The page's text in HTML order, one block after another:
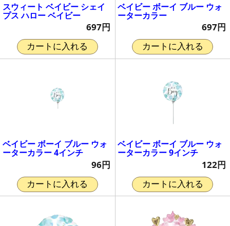
スウィート ベイビー シェイ
プス ハロー ベイビー
697円
カートに入れる
ベイビー ボーイ ブルー ウォ
ーターカラー
697円
カートに入れる
ベイビー ボーイ ブルー ウォ
ーターカラー 4インチ
96円
カートに入れる
ベイビー ボーイ ブルー ウォ
ーターカラー 9インチ
122円
カートに入れる